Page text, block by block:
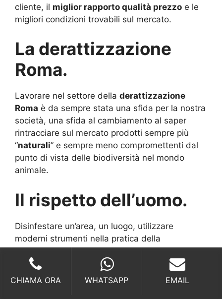
cliente, il miglior rapporto qualità prezzo e le
migliori condizioni trovabili sul mercato.
La derattizzazione
Roma.
Lavorare nel settore della derattizzazione
Roma è da sempre stata una sfida per la nostra
società, una sfida al cambiamento al saper
rintracciare sul mercato prodotti sempre più
“naturali” e sempre meno compromettenti dal
punto di vista delle biodiversità nel mondo
animale.
Il rispetto dell’uomo.
Disinfestare un’area, un luogo, utilizzare
moderni strumenti nella pratica della
derattizzazione, significa prima di tutto
rispettare l’uomo
, non dare la possibilità che
agenti esterni si espongano in modo negativo
CHIAMA ORA WHATSAPP EMAIL